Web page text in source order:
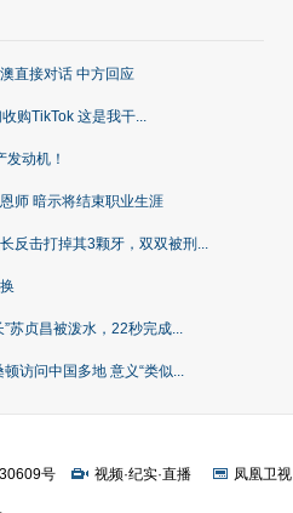
直接对话 中方回应
购TikTok 这是我干...
动机！
师 暗示将结束职业生涯
反击打掉其3颗牙，双双被刑...
苏贞昌被泼水，22秒完成...
访问中国多地 意义“类似...
号 视频·纪实·直播
凤凰卫视